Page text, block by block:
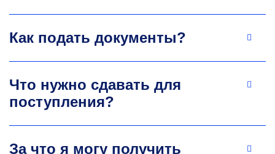
Мекеча Банчигизе Базезев
автоматизированного проектирования
Как подать документы?
Что нужно сдавать для
поступления?
За что я могу получить